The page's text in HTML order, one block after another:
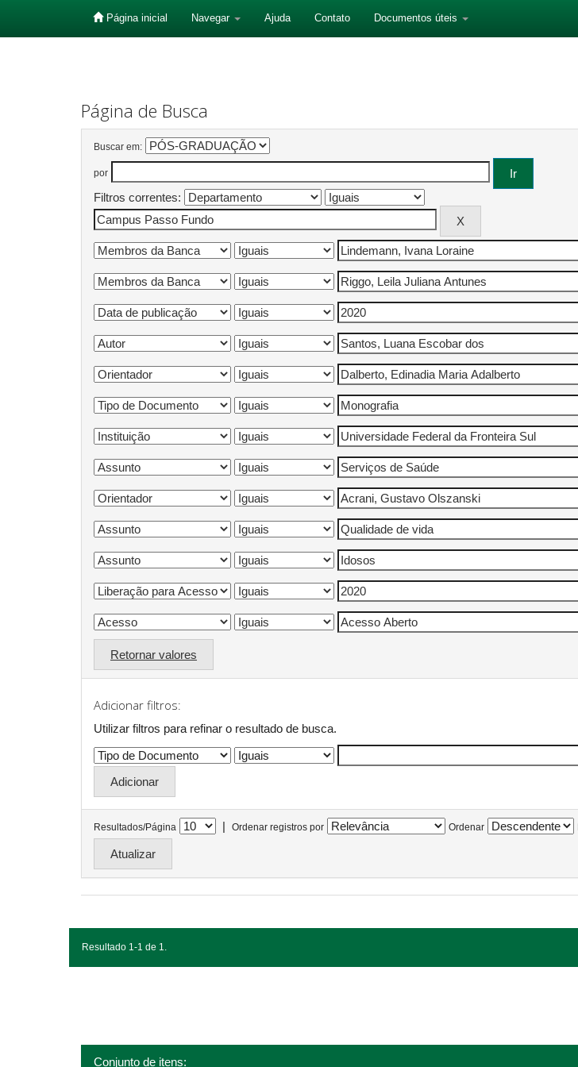
Página inicial Navegar Ajuda Contato Documentos úteis
Página de Busca
Buscar em:
por
Filtros correntes:
Retornar valores
Adicionar filtros:
Utilizar filtros para refinar o resultado de busca.
Resultados/Página | Ordenar registros por Ordenar
Resultado 1-1 de 1.
Conjunto de itens: